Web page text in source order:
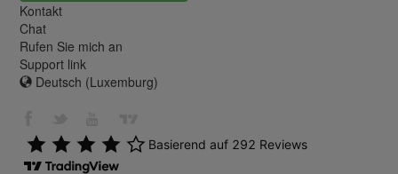
Kontakt
Chat
Rufen Sie mich an
Support link
Deutsch (Luxemburg)